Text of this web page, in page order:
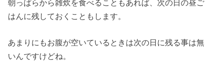
朝っぱらから雑炊を食べることもあれば、次の日の昼ご
はんに残しておくこともします。
あまりにもお腹が空いているときは次の日に残る事は無
いんですけどね。